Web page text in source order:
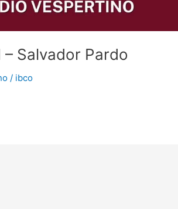
Salvador Pardo
/ ibco